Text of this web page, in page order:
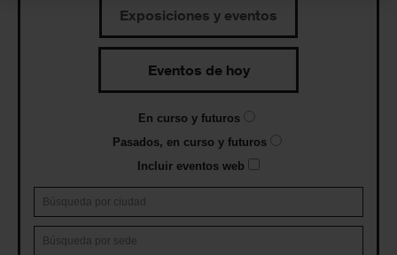
Exposiciones y eventos
Eventos de hoy
En curso y futuros
Pasados, en curso y futuros
Incluir eventos web